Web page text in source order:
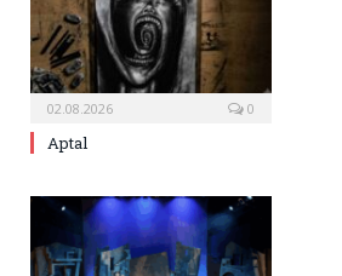
02.08.2026 0
Aptal